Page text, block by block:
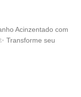
Acinzentado com
Transforme seu